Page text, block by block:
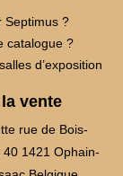
Septimus ?
catalogue ?
d’exposition
vente
rue de Bois-
1421 Ophain-